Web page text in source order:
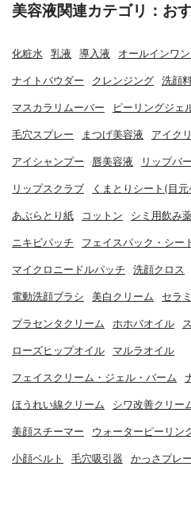
美容液関連カテゴリ：お
化粧水 乳液 導入液 オールインワ
ナイトパウダー クレンジング 洗顔
マスカラリムーバー ピーリングジェ
毛穴スプレー まつげ美容液 アイク
アイシャンプー 唇美容液 リップバ
リップスクラブ くまとりシート(目
あぶらとり紙 コットン シミ用飲み
ニキビパッチ フェイスパック・シー
マイクロニードルパッチ 洗顔クロス
電動洗顔ブラシ 美白クリーム セラ
プラセンタクリーム ホホバオイル
ローズヒップオイル マルラオイル
フェイスクリーム・ジェル・バーム
ほうれい線クリーム シワ改善クリー
美顔スチーマー ウォーターピーリン
小顔ベルト 毛穴吸引器 かっさプレ